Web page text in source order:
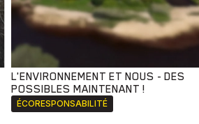
L'ENVIRONNEMENT ET NOUS - DES
POSSIBLES MAINTENANT !
ÉCORESPONSABILITÉ